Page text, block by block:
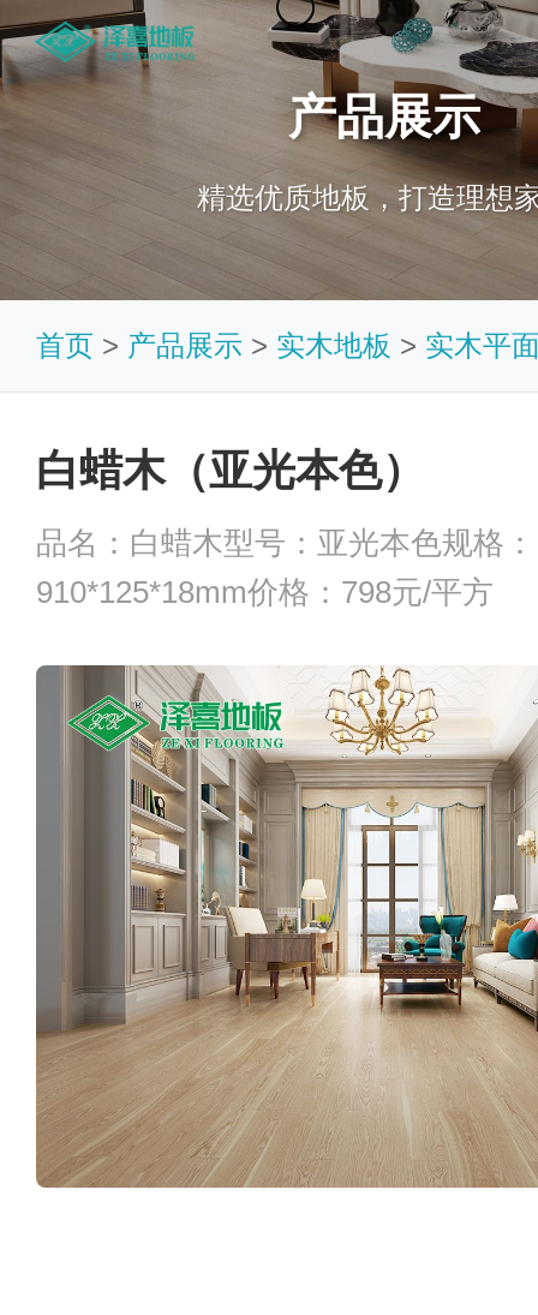
产品展示
精选优质地板，打造理想
首页 > 产品展示 > 实木地板 > 实木平
白蜡木（亚光本色）
品名：白蜡木型号：亚光本色规格：
910*125*18mm价格：798元/平方